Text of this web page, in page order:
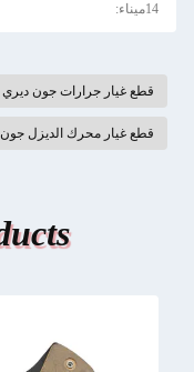
14ميناء:
قطع غيار جرارات جون ديري
قطع غيار محرك الديزل